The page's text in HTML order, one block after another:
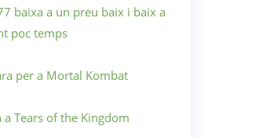
baixa a un preu baix i baix a
poc temps
per a Mortal Kombat
Tears of the Kingdom